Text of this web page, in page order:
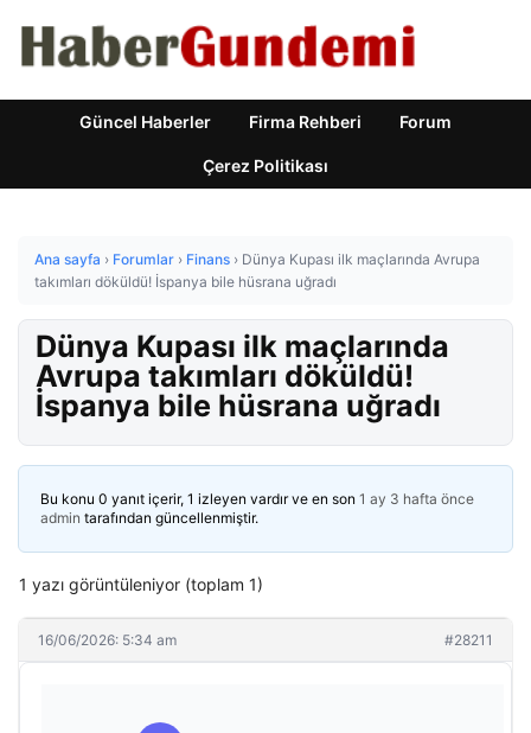
Güncel Haberler Firma Rehberi Forum
Çerez Politikası
Ana sayfa › Forumlar › Finans › Dünya Kupası ilk maçlarında Avrupa
takımları döküldü! İspanya bile hüsrana uğradı
Dünya Kupası ilk maçlarında
Avrupa takımları döküldü!
İspanya bile hüsrana uğradı
Bu konu 0 yanıt içerir, 1 izleyen vardır ve en son 1 ay 3 hafta önce
admin tarafından güncellenmiştir.
1 yazı görüntüleniyor (toplam 1)
16/06/2026: 5:34 am #28211